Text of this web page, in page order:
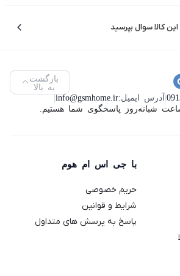
کالا سوال بپرسید
|آدرس ایمیل:info@gsmhome.ir
|
بازگشت
به بالا
با جی اس ام هوم
حریم خصوصی
شرایط و قوانین
پاسخ به پرسش های متداول